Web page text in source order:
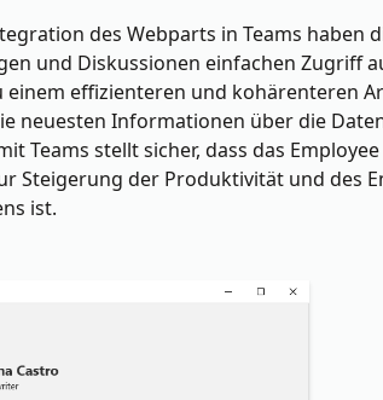
des Webparts in Teams haben
und Diskussionen einfachen Zugriff
einem effizienteren und kohärenteren
neuesten Informationen über die
Teams stellt sicher, dass das
Steigerung der Produktivität und des
ist.